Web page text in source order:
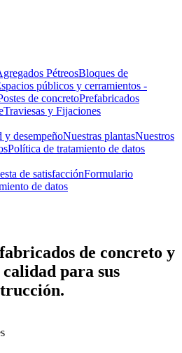
PétreosBloques de
públicos y cerramientos -
de concretoPrefabricados
Traviesas y Fijaciones
y desempeñoNuestras plantasNuestros
Política de tratamiento de datos
de satisfacciónFormulario
de datos
de concreto y
para sus